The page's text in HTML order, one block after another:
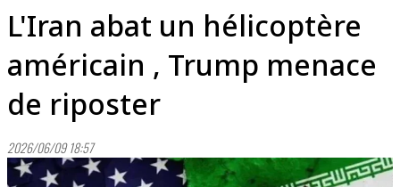
L'Iran abat un hélicoptère
américain , Trump menace
de riposter
2026/06/09 18:57